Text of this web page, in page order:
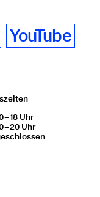
YouTube
Öffnungszeiten
– 18 Uhr
– 20 Uhr